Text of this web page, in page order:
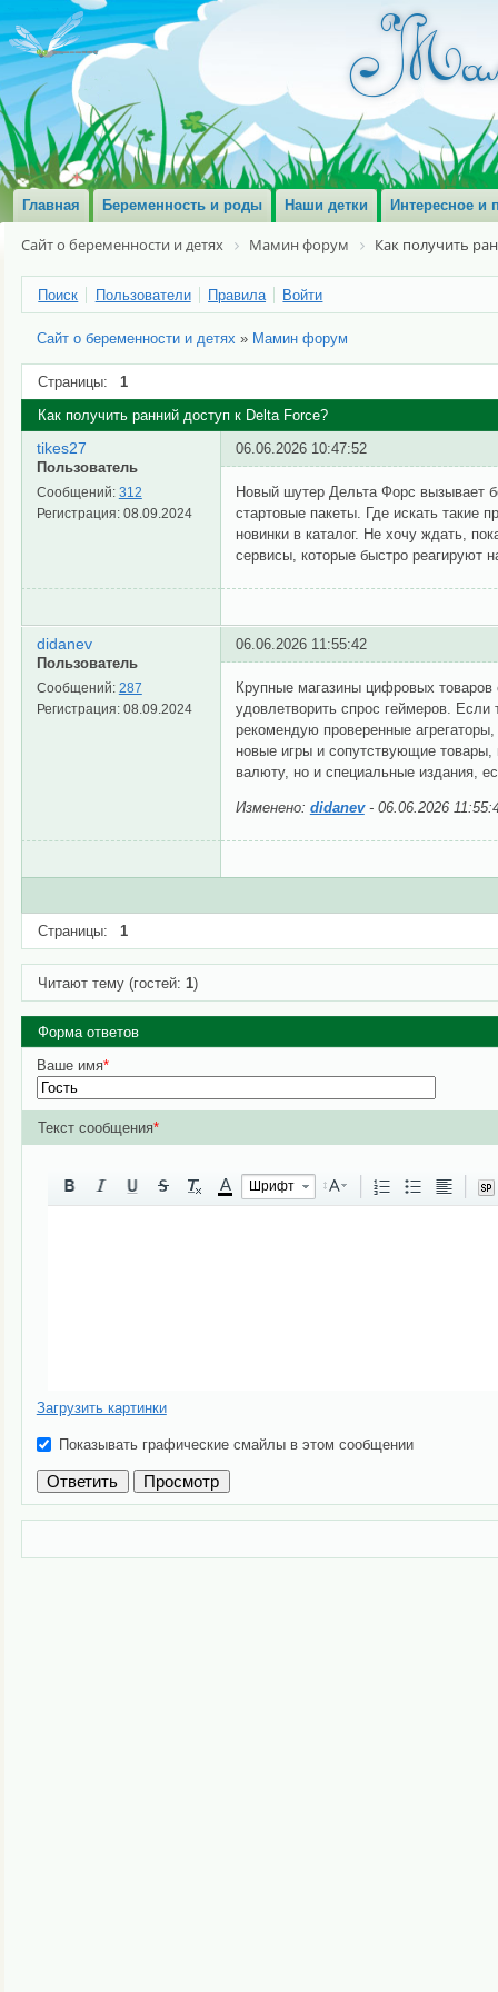
Главная Беременность и роды Наши детки Интересное и
Сайт о беременности и детях Мамин форум Как получить
Поиск Пользователи Правила Войти
Сайт о беременности и детях » Мамин форум
Страницы: 1
Как получить ранний доступ к Delta Force?
tikes27
Пользователь
Сообщений: 312
Регистрация: 08.09.2024
06.06.2026 10:47:52
Новый шутер Дельта Форс вызывает
стартовые пакеты. Где искать такие
новинки в каталог. Не хочу ждать,
сервисы, которые быстро реагируют
didanev
Пользователь
Сообщений: 287
Регистрация: 08.09.2024
06.06.2026 11:55:42
Крупные магазины цифровых
удовлетворить спрос геймеров.
рекомендую проверенные
новые игры и сопутствующие товары,
валюту, но и специальные издания,
Изменено: didanev- 06.06.2026
Страницы: 1
Читают тему (гостей: 1)
Форма ответов
Ваше имя*
Текст сообщения*
A Шрифт
Загрузить картинки
Показывать графические смайлы в этом сообщении